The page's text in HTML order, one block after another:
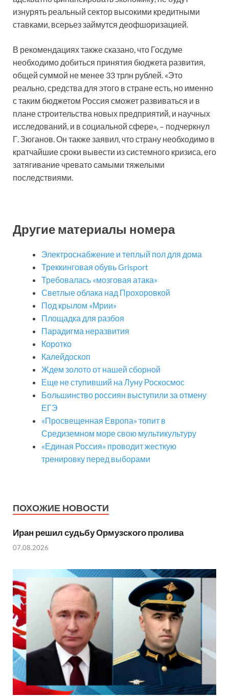
изнурять реальный сектор высокими кредитными
ставками, всерьез займутся деофшоризацией.
В рекомендациях также сказано, что Госдуме
необходимо добиться принятия бюджета развития,
общей суммой не менее 33 трлн рублей. «Это
реально, средства для этого в стране есть, но именно
с таким бюджетом Россия сможет развиваться и в
плане строительства новых предприятий, и научных
исследований, и в социальной сфере», – подчеркнул
Г. Зюганов. Он также заявил, что страну необходимо в
кратчайшие сроки вывести из системного кризиса, его
затягивание чревато самыми тяжелыми
последствиями.
Другие материалы номера
Электроснабжение и теплый пол для дома
Треккинговая обувь Grisport
Требовалась «мозговая атака»
Светлые облака над Прохоровкой
Под крылом «Мрии»
Площадка для разбоя
Парадигма неразвития
Коротко
Калейдоскоп
Ждем золото от нашей сборной
Еще не ступивший на Луну Роскосмос
Большинство россиян выступили за отмену
ЕГЭ
«Просвещенная Европа» топит в
Средиземном море свою мультикультуру
«Единая Россия» проводит жесткую
тренировку перед выборами
ПОХОЖИЕ НОВОСТИ
Иран решил судьбу Ормузского пролива
07.08.2026